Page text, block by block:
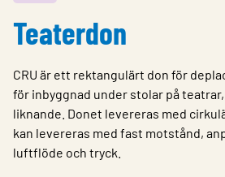
Hållbarhet
Kontakt
Choose languge
Teaterdon
CRU är ett rektangulärt don för
för inbyggnad under stolar på
liknande. Donet levereras med
kan levereras med fast motstånd,
luftflöde och tryck.